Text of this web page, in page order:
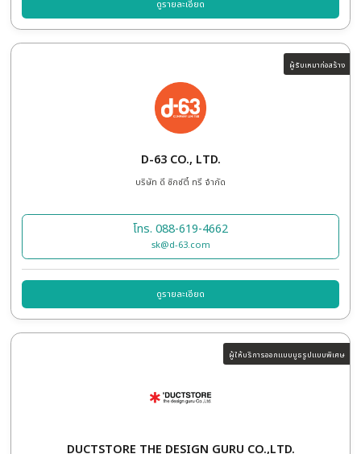
CUBICLE X CO., LTD.
บริษัท คิวบิเคิล เอ็กซ์ จำกัด
โทร. 097-391-4461
isyaporn@cubiclex.co.th